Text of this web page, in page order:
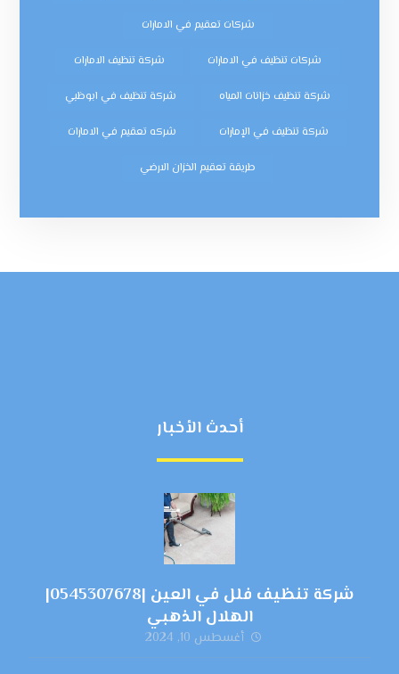
شركات تعقيم في الامارات
شركات تنظيف في الامارات شركة تنظيف الامارات
شركة تنظيف خزانات المياه شركة تنظيف في ابوظبي
شركة تنظيف في الإمارات شركه تعقيم في الامارات
طريقة تعقيم الخزان الارضي
أحدث الأخبار
شركة تنظيف فلل في العين |0545307678|
الهلال الذهبي
أغسطس 10, 2024